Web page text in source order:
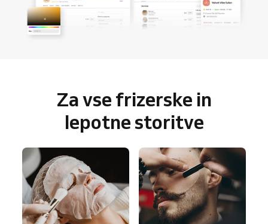
Za vse frizerske in
lepotne storitve